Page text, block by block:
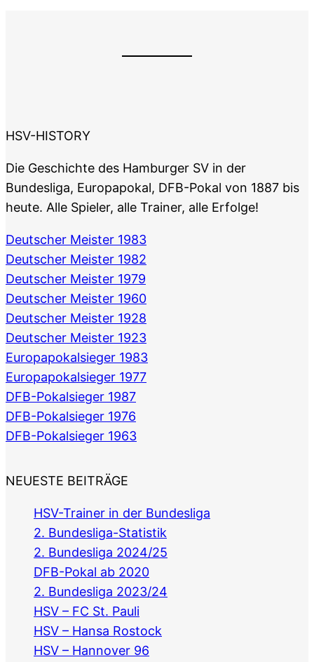
HSV-HISTORY
Die Geschichte des Hamburger SV in der
Bundesliga, Europapokal, DFB-Pokal von 1887 bis
heute. Alle Spieler, alle Trainer, alle Erfolge!
Deutscher Meister 1983
Deutscher Meister 1982
Deutscher Meister 1979
Deutscher Meister 1960
Deutscher Meister 1928
Deutscher Meister 1923
Europapokalsieger 1983
Europapokalsieger 1977
DFB-Pokalsieger 1987
DFB-Pokalsieger 1976
DFB-Pokalsieger 1963
NEUESTE BEITRÄGE
HSV-Trainer in der Bundesliga
2. Bundesliga-Statistik
2. Bundesliga 2024/25
DFB-Pokal ab 2020
2. Bundesliga 2023/24
HSV – FC St. Pauli
HSV – Hansa Rostock
HSV – Hannover 96